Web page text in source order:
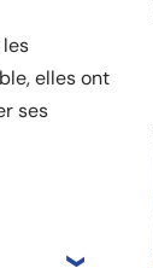
elles ont
ses